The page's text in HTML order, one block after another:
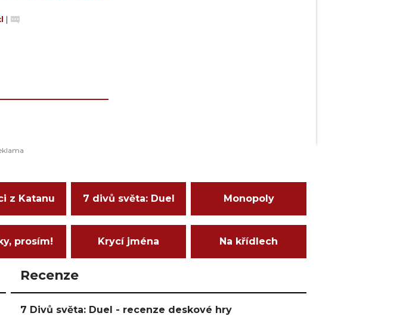
z Katanu 7 divů světa: Duel Monopoly
prosím! Krycí jména Na křídlech
Recenze
7 Divů světa: Duel - recenze deskové hry